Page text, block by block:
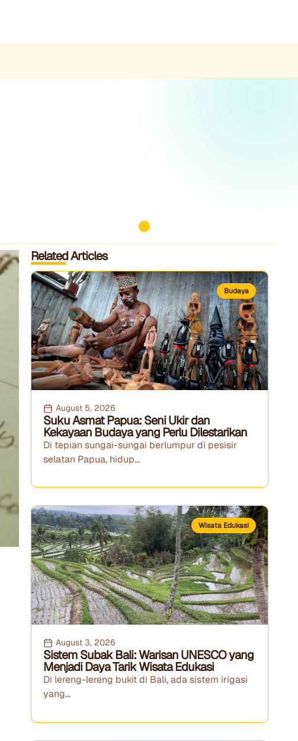
Related Articles
Budaya
August 5, 2026
Suku Asmat Papua: Seni Ukir dan
Kekayaan Budaya yang Perlu Dilestarikan
Di tepian sungai-sungai berlumpur di pesisir
selatan Papua, hidup...
Wisata Edukasi
August 3, 2026
Sistem Subak Bali: Warisan UNESCO yang
Menjadi Daya Tarik Wisata Edukasi
Di lereng-lereng bukit di Bali, ada sistem irigasi
yang...